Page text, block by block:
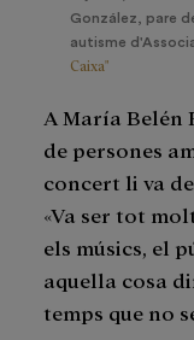
González, pare
autisme
Caixa"
A María Belén
de persones
concert li va
«Va ser tot
els músics, el
aquella cosa
temps que no